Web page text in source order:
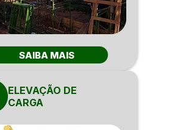
SAIBA MAIS
ELEVAÇÃO DE
CARGA